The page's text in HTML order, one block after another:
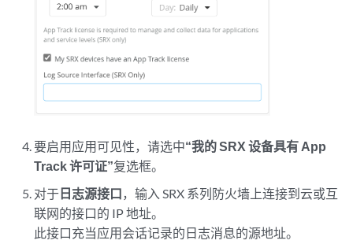
要启用应用可见性，请选中“我的 SRX 设备具有 App
Track 许可证”复选框。
对于 日志源接口，输入 SRX 系列防火墙上连接到云或互
联网的接口的 IP 地址。
此接口充当应用会话记录的日志消息的源地址。